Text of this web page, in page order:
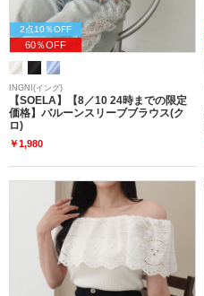
2点10％OFF
60％OFF
INGNI(イング)
【SOELA】【8／10 24時までの限定
価格】バルーンスリーブブラウス(ク
ロ)
￥1,980